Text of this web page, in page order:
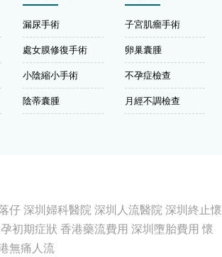
漏尿手術
處女膜修復手術
小陰縮小手術
陰蒂囊腫
子宮肌瘤手術
卵巢囊腫
不孕症檢查
月經不調檢查
仔深圳婦科醫院深圳人流醫院深圳終止懷
初期症狀 香港藥流費用 深圳墮胎費用 懷
無痛人流